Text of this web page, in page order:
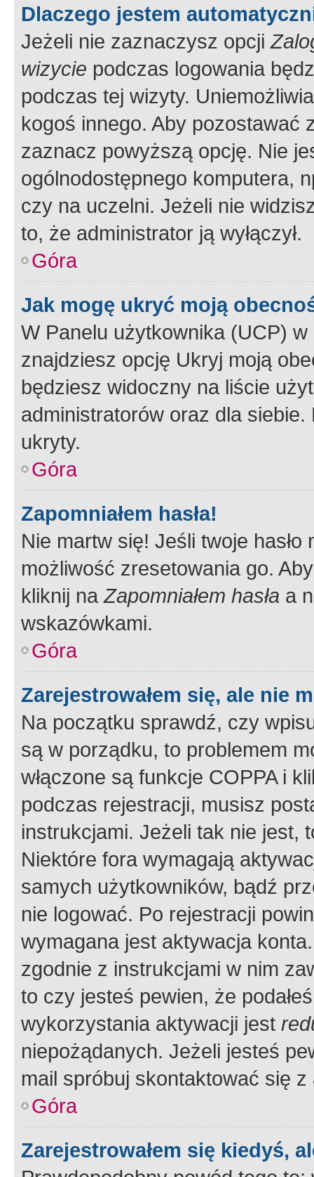
Dlaczego jestem
Jeżeli nie zaznaczysz opcji
wizycie podczas logowania
podczas tej wizyty.
kogoś innego. Aby pozostawać
zaznacz powyższą opcję. Nie
ogólnodostępnego komputera,
czy na uczelni. Jeżeli nie
to, że administrator ją wyłączył.
Góra
Jak mogę ukryć moją
W Panelu użytkownika (UCP) w
znajdziesz opcję Ukryj moją
będziesz widoczny na liście
administratorów oraz dla
ukryty.
Góra
Zapomniałem hasła!
Nie martw się! Jeśli twoje
możliwość zresetowania go.
kliknij naZapomniałem hasła a
wskazówkami.
Góra
Zarejestrowałem się, ale nie
Na początku sprawdź, czy
są w porządku, to problemem
włączone są funkcje COPPA i
podczas rejestracji, musisz
instrukcjami. Jeżeli tak nie jest,
Niektóre fora wymagają
samych użytkowników, bądź
nie logować. Po rejestracji
wymagana jest aktywacja
zgodnie z instrukcjami w nim
to czy jesteś pewien, że
wykorzystania aktywacji jest
niepożądanych. Jeżeli jesteś
mail spróbuj skontaktować się
Góra
Zarejestrowałem się kiedyś,